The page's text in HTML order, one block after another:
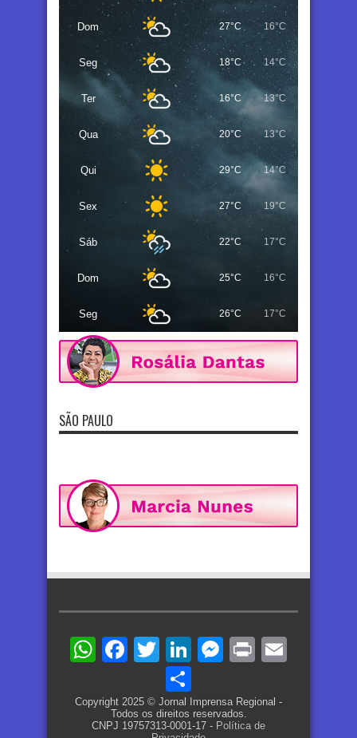
Dom 27°C 16°C
Seg 18°C 14°C
Ter 16°C 13°C
Qua 20°C 13°C
Qui 29°C 14°C
Sex 27°C 19°C
Sáb 22°C 17°C
Dom 25°C 16°C
Seg 26°C 17°C
SÃO PAULO
WhatsApp
Facebook
TwitterLinkedIn
Messenger
Print
Copyright 2025 © Jornal Imprensa Regional -
Todos os direitos reservados.
CNPJ 19757313-0001-17 - Política de